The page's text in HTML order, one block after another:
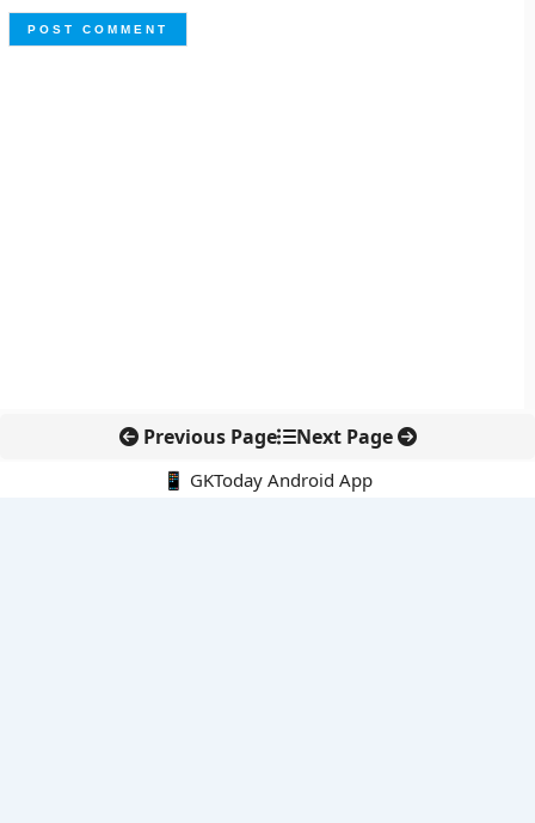
Previous Page Next Page
📱 GKToday Android App